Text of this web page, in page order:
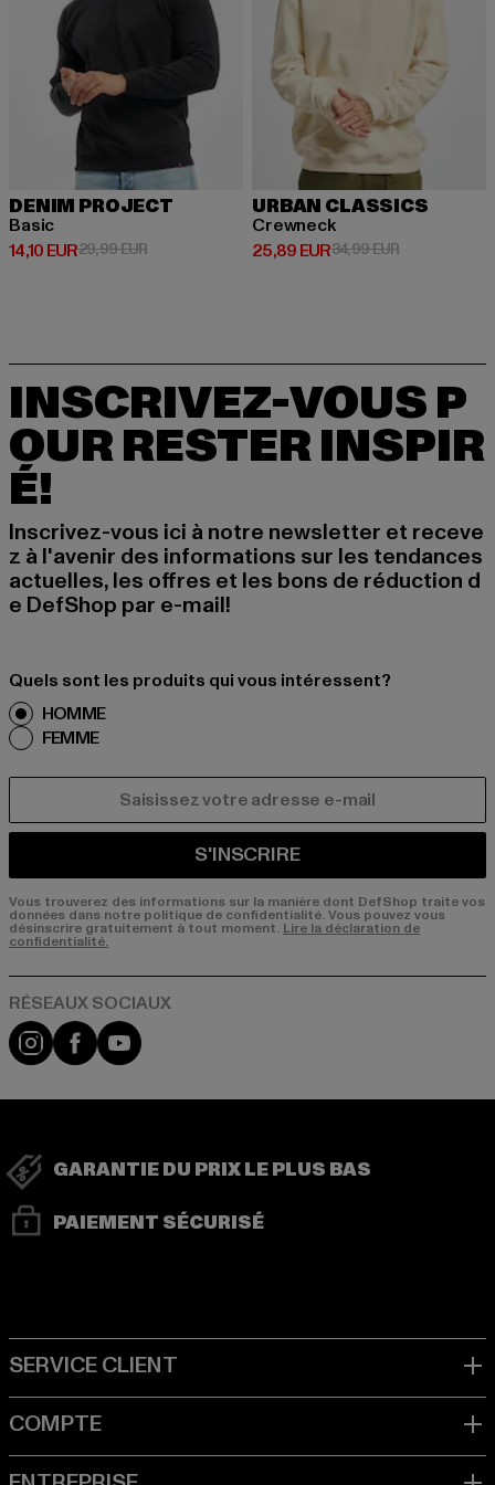
DENIM PROJECT
Basic
14,10 EUR
Prix courant: 14,10 EUR
29,99 EURPrix en promotion: 29,99 EUR
URBAN CLASSICS
Crewneck
25,89 EUR
Prix courant: 25,89 EUR
34,99 EURPrix en
INSCRIVEZ-VOUS P
OUR RESTER INSPIR
É!
Inscrivez-vous ici à notre newsletter et receve
z à l'avenir des informations sur les tendances
actuelles, les offres et les bons de réduction d
e DefShop par e-mail!
Quels sont les produits qui vous intéressent?
HOMME
FEMME
S'INSCRIRE
Vous trouverez des informations sur la manière dont DefShop traite vos
données dans notre politique de confidentialité. Vous pouvez vous
désinscrire gratuitement à tout moment.Lire la déclaration de
confidentialité.
Visit our Instagram page:
Visit our Facebook page:
Visit our YouTube channel:
GARANTIE DU PRIX LE PLUS BAS
PAIEMENT SÉCURISÉ